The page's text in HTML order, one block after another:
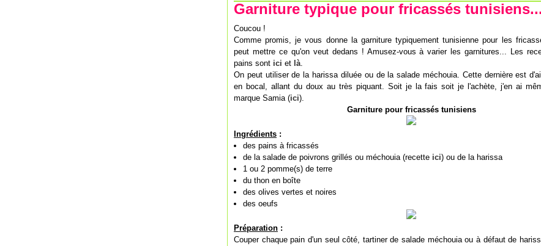
Garniture typique pour fricassés tunisiens...
Coucou !
Comme promis, je vous donne la garniture typiquement tunisienne pour les
peut mettre ce qu'on veut dedans ! Amusez-vous à varier les garnitures... Les
pains sont ici et là.
On peut utiliser de la harissa diluée ou de la salade méchouia. Cette dernière est
en bocal, allant du doux au très piquant. Soit je la fais soit je l'achète, j'en ai
marque Samia (ici).
Garniture pour fricassés tunisiens
Ingrédients :
des pains à fricassés
de la salade de poivrons grillés ou méchouia (recette ici) ou de la harissa
1 ou 2 pomme(s) de terre
du thon en boîte
des olives vertes et noires
des oeufs
Préparation :
Couper chaque pain d'un seul côté, tartiner de salade méchouia ou à défaut de